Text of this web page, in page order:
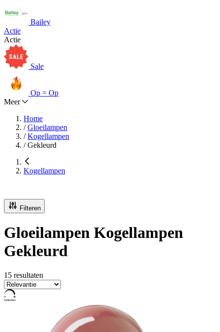
Bailey
Actie
Actie
Sale
Op = Op
Meer
Home
/ Gloeilampen
/ Kogellampen
/ Gekleurd
Kogellampen
Filteren
Gloeilampen Kogellampen
Gekleurd
15 resultaten